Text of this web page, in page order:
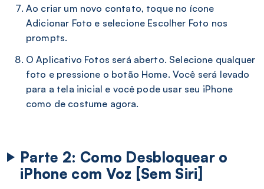
Ao criar um novo contato, toque no ícone
Adicionar Foto e selecione Escolher Foto nos
prompts.
O Aplicativo Fotos será aberto. Selecione qualquer
foto e pressione o botão Home. Você será levado
para a tela inicial e você pode usar seu iPhone
como de costume agora.
Parte 2: Como Desbloquear o
iPhone com Voz [Sem Siri]